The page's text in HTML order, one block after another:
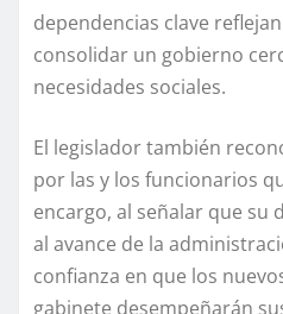
dependencias clave
consolidar un gobierno
necesidades sociales.
El legislador también
por las y los funcionarios
encargo, al señalar que su
al avance de la
confianza en que los
gabinete desempeñarán